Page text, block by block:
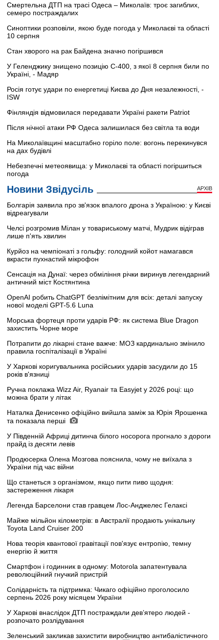
Смертельна ДТП на трасі Одеса – Миколаїв: троє загиблих,
семеро постраждалих
Синоптики розповіли, якою буде погода у Миколаєві та області
10 серпня
Стан хворого на рак Байдена значно погіршився
У Геленджику знищено позицію С-400, з якої 8 серпня били по
Україні, - Мадяр
Росія готує удари по енергетиці Києва до Дня незалежності, -
ISW
Фінляндія відмовилася передавати Україні ракети Patriot
Після нічної атаки РФ Одеса залишилася без світла та води
На Миколаївщині масштабно горіло поле: вогонь перекинувся
на дах будівлі
Небезпечні метеоявища: у Миколаєві та області погіршиться
погода
Новини Звідусіль АРХІВ
Болгарія заявила про зв'язок впалого дрона з Україною: у Києві
відреагували
Челсі розгромив Мілан у товариському матчі, Мудрик відіграв
лише п'ять хвилин
Курйоз на чемпіонаті з гольфу: голодний койот намагався
вкрасти пухнастий мікрофон
Сенсація на Дунаї: через обміління річки виринув легендарний
античний міст Костянтина
OpenAI робить ChatGPT безлімітним для всіх: деталі запуску
нової моделі GPT-5.6 Luna
Морська фортеця проти ударів РФ: як система Blue Dragon
захистить Чорне море
Потрапити до лікарні стане важче: МОЗ кардинально змінило
правила госпіталізації в Україні
У Харкові коригувальника російських ударів засудили до 15
років в'язниці
Ручна поклажа Wizz Air, Ryanair та Easyjet у 2026 році: що
можна брати у літак
Наталка Денисенко офіційно вийшла заміж за Юрія Ярошенка
та показала перші
У Південній Африці дитинча білого носорога прогнало з дороги
прайд із десяти левів
Продюсерка Олена Мозгова пояснила, чому не виїхала з
України під час війни
Що станеться з організмом, якщо пити пиво щодня:
застереження лікаря
Легенда Барселони став гравцем Лос-Анджелес Гелаксі
Майже мільйон кілометрів: в Австралії продають унікальну
Toyota Land Cruiser 200
Нова теорія квантової гравітації пов'язує ентропію, темну
енергію й життя
Смартфон і годинник в одному: Motorola запатентувала
революційний гнучкий пристрій
Солідарність та підтримка: Чикаго офіційно проголосило
серпень 2026 року місяцем України
У Харкові внаслідок ДТП постраждали дев’ятеро людей -
розпочато розлідування
Зеленський закликав захистити виробництво антибалістичного